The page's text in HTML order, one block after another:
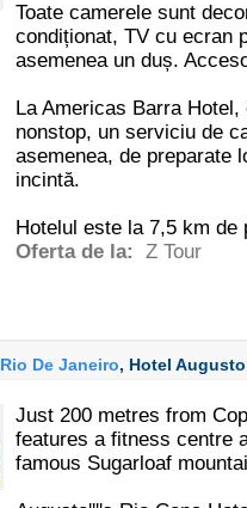
Toate camerele sunt
condiționat, TV cu ecran
asemenea un duș.
La Americas Barra
nonstop, un serviciu de
asemenea, de preparate
incintă.
Hotelul este la 7,5 km
Oferta de la:
Z Tour
Rio De Janeiro, Hotel
Just 200 metres from
features a fitness centre
famous Sugarloaf